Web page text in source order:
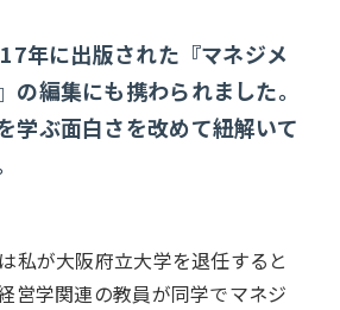
年に出版された『マネジメ
の編集にも携わられました。
学ぶ面白さを改めて紐解いて
私が大阪府立大学を退任すると
営学関連の教員が同学でマネジ